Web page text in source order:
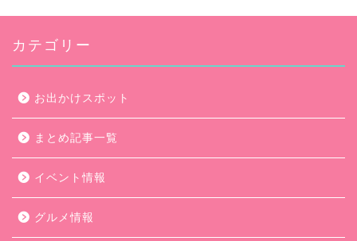
カテゴリー
お出かけスポット
まとめ記事一覧
イベント情報
グルメ情報